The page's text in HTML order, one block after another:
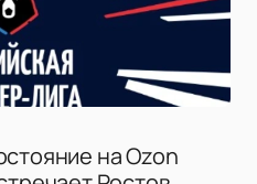
на Ozon